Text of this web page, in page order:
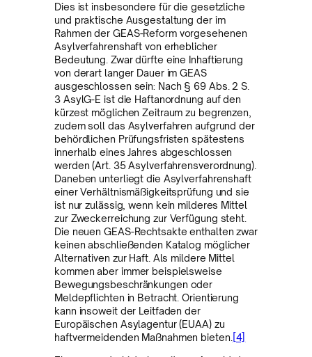
Dies ist insbesondere für die gesetzliche
und praktische Ausgestaltung der im
Rahmen der GEAS-Reform vorgesehenen
Asylverfahrenshaft von erheblicher
Bedeutung. Zwar dürfte eine Inhaftierung
von derart langer Dauer im GEAS
ausgeschlossen sein: Nach § 69 Abs. 2 S.
3 AsylG-E ist die Haftanordnung auf den
kürzest möglichen Zeitraum zu begrenzen,
zudem soll das Asylverfahren aufgrund der
behördlichen Prüfungsfristen spätestens
innerhalb eines Jahres abgeschlossen
werden (Art. 35 Asylverfahrensverordnung).
Daneben unterliegt die Asylverfahrenshaft
einer Verhältnismäßigkeitsprüfung und sie
ist nur zulässig, wenn kein milderes Mittel
zur Zweckerreichung zur Verfügung steht.
Die neuen GEAS-Rechtsakte enthalten zwar
keinen abschließenden Katalog möglicher
Alternativen zur Haft. Als mildere Mittel
kommen aber immer beispielsweise
Bewegungsbeschränkungen oder
Meldepflichten in Betracht. Orientierung
kann insoweit der Leitfaden der
Europäischen Asylagentur (EUAA) zu
haftvermeidenden Maßnahmen bieten. [4]